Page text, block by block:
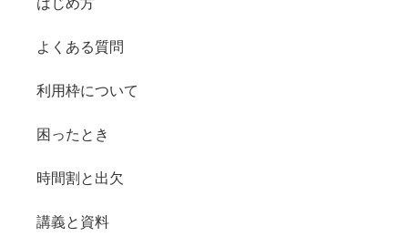
はじめ方
よくある質問
利用枠について
困ったとき
時間割と出欠
講義と資料